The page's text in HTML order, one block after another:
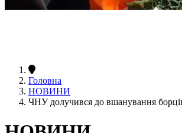
Головна
НОВИНИ
ЧНУ долучився до вшанування борців